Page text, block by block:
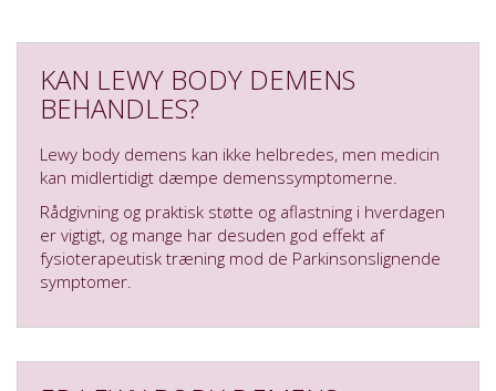
KAN LEWY BODY DEMENS
BEHANDLES?
Lewy body demens kan ikke helbredes, men medicin
kan midlertidigt dæmpe demenssymptomerne.
Rådgivning og praktisk støtte og aflastning i hverdagen
er vigtigt, og mange har desuden god effekt af
fysioterapeutisk træning mod de Parkinsonslignende
symptomer.